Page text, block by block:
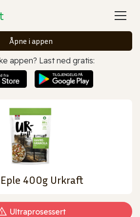
Åpne i appen
appen? Last ned gratis:
400g Urkraft
Ultraprosessert